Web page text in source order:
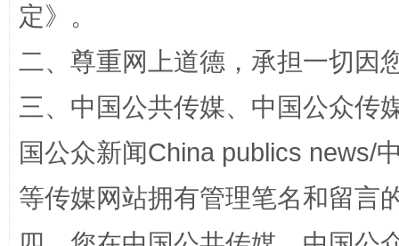
定》。
二、尊重网上道德，承担一切因
三、中国公共传媒、中国公众传
国公众新闻China publics news/
等传媒网站拥有管理笔名和留言